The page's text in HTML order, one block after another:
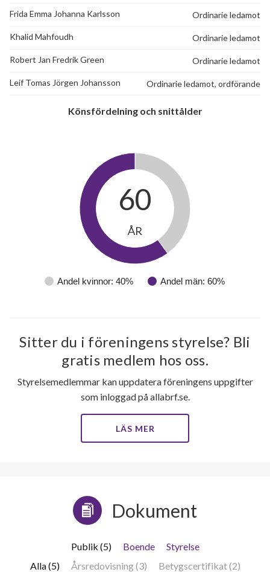
24
Frida Emma Johanna Karlsson Ordinarie ledamot
Khalid Mahfoudh Ordinarie ledamot
Robert Jan Fredrik Green Ordinarie ledamot
Leif Tomas Jörgen Johansson Ordinarie ledamot, ordförande
Könsfördelning och snittålder
Andel kvinnor: 40% Andel män: 60%
60
ÅR
Sitter du i föreningens styrelse? Bli
gratis medlem hos oss.
Styrelsemedlemmar kan uppdatera föreningens uppgifter
som inloggad på allabrf.se.
LÄS MER
Dokument
Publik (5) Boende
Styrelse
Alla (5)
Årsredovisning (3) Betygscertifikat (2)